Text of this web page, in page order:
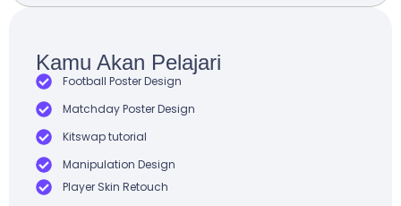
Kamu Akan Pelajari
Football Poster Design
Matchday Poster Design
Kitswap tutorial
Manipulation Design
Player Skin Retouch